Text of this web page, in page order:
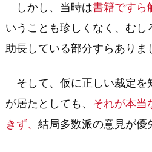
しかし、当時は書籍ですら
いうことも珍しくなく、むし
助長している部分すらありま
そして、仮に正しい裁定を
が居たとしても、 それが本当
きず、 結局多数派の意見が優